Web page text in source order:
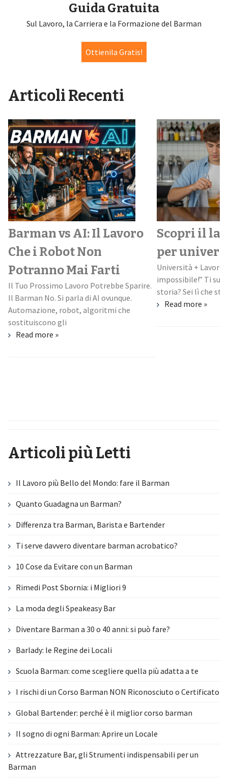
Guida Gratuita
Sul Lavoro, la Carriera e la Formazione del Barman
Ottienila Gratis!
Articoli Recenti
Barman vs AI: Il Lavoro
Che i Robot Non
Potranno Mai Farti
Il Tuo Prossimo Lavoro Potrebbe Sparire.
Il Barman No. Si parla di AI ovunque.
Automazione, robot, algoritmi che
sostituiscono gli
Read more »
Scopri il
per
Università +
impossibile!” Ti
storia? Sei lì che
Read more »
Articoli più Letti
Il Lavoro più Bello del Mondo: fare il Barman
Quanto Guadagna un Barman?
Differenza tra Barman, Barista e Bartender
Ti serve davvero diventare barman acrobatico?
10 Cose da Evitare con un Barman
Rimedi Post Sbornia: i Migliori 9
La moda degli Speakeasy Bar
Diventare Barman a 30 o 40 anni: si può fare?
Barlady: le Regine dei Locali
Scuola Barman: come scegliere quella più adatta a te
I rischi di un Corso Barman NON Riconosciuto o Certificato
Global Bartender: perché è il miglior corso barman
Il sogno di ogni Barman: Aprire un Locale
Attrezzature Bar, gli Strumenti indispensabili per un
Barman